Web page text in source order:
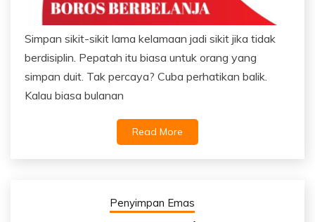
Simpan sikit-sikit lama kelamaan jadi sikit jika tidak
berdisiplin. Pepatah itu biasa untuk orang yang
simpan duit. Tak percaya? Cuba perhatikan balik.
Kalau biasa bulanan
Read More
Penyimpan Emas